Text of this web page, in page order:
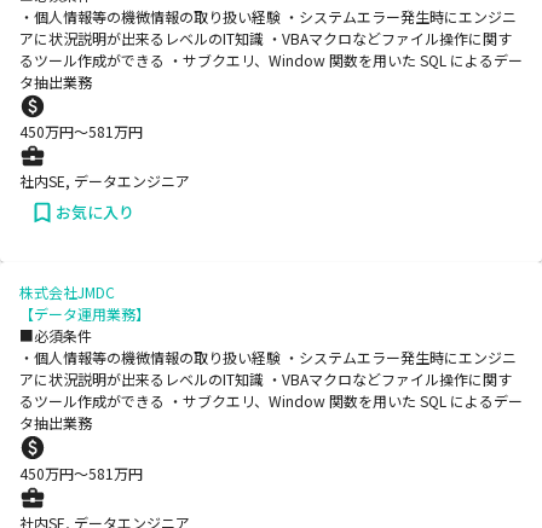
・個人情報等の機微情報の取り扱い経験 ・システムエラー発生時にエンジニ
アに状況説明が出来るレベルのIT知識 ・VBAマクロなどファイル操作に関す
るツール作成ができる ・サブクエリ、Window 関数を用いた SQL によるデー
タ抽出業務
450万円〜581万円
社内SE, データエンジニア
お気に入り
株式会社JMDC
【データ運用業務】
■必須条件
・個人情報等の機微情報の取り扱い経験 ・システムエラー発生時にエンジニ
アに状況説明が出来るレベルのIT知識 ・VBAマクロなどファイル操作に関す
るツール作成ができる ・サブクエリ、Window 関数を用いた SQL によるデー
タ抽出業務
450万円〜581万円
社内SE, データエンジニア